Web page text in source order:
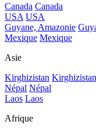
Canada Canada
USA USA
Guyane, Amazonie
Mexique Mexique
Asie
Kirghizistan Kirghizistan
Népal Népal
Laos Laos
Afrique